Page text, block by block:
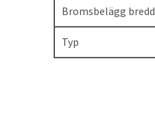
Bromsbelägg bredd
Typ